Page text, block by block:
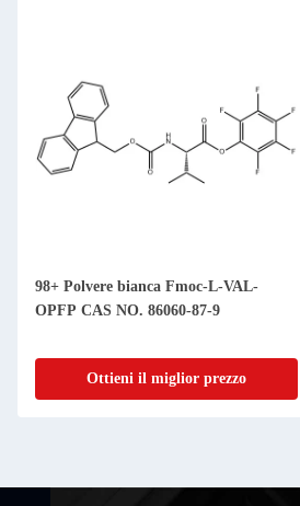
98+ Polvere bianca Fmoc-L-VAL-
OPFP CAS NO. 86060-87-9
Ottieni il miglior prezzo